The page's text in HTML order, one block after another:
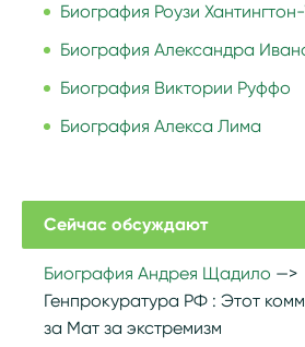
Биография Роузи
Биография Александра
Биография Виктории Руффо
Биография Алекса Лима
Сейчас обсуждают
Биография Андрея Щадило
Генпрокуратура РФ : Этот
за Мат за экстремизм